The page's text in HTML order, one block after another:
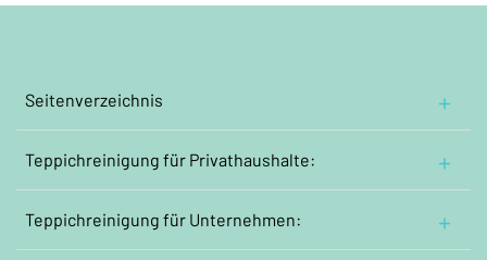
Seitenverzeichnis
Über uns
Kontaktiere uns
Impressum
Teppichreinigung für Privathaushalte:
Wollwebteppiche reinigen
Orientteppiche mit Seidenanteilen reinigen
Teppichreinigung für Unternehmen: